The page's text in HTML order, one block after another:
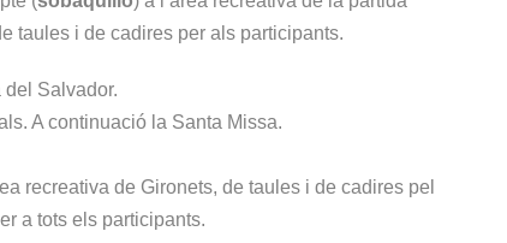
taules i de cadires per als participants.
del Salvador.
A continuació la Santa Missa.
recreativa de Gironets, de taules i de cadires pel
a tots els participants.